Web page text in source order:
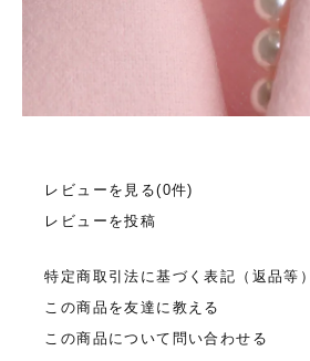
レビューを見る(0件)
レビューを投稿
特定商取引法に基づく表記（返品等）
この商品を友達に教える
この商品について問い合わせる